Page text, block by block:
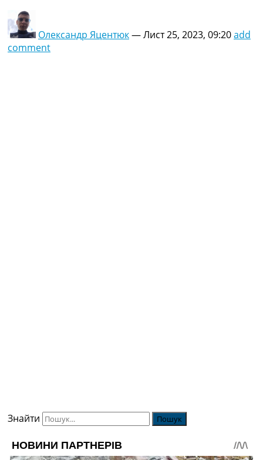
Олександр Яцентюк—Лист 25, 2023, 09:20add
comment
Знайти